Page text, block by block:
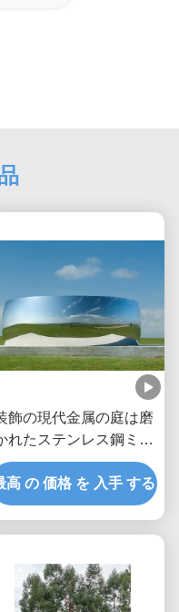
飾の現代金属の庭は磨
れたステンレス鋼ミラ
ーを彫ります
高 の 価格 を 入手 する